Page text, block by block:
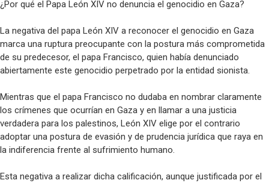
¿Por qué el Papa León XIV no denuncia el genocidio en Gaza?
La negativa del papa León XIV a reconocer el genocidio en Gaza
marca una ruptura preocupante con la postura más comprometida
de su predecesor, el papa Francisco, quien había denunciado
abiertamente este genocidio perpetrado por la entidad sionista.
Mientras que el papa Francisco no dudaba en nombrar claramente
los crímenes que ocurrían en Gaza y en llamar a una justicia
verdadera para los palestinos, León XIV elige por el contrario
adoptar una postura de evasión y de prudencia jurídica que raya en
la indiferencia frente al sufrimiento humano.
Esta negativa a realizar dicha calificación, aunque justificada por el